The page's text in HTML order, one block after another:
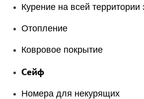
Курение на всей
Отопление
Ковровое покрытие
Сейф
Номера для некурящих